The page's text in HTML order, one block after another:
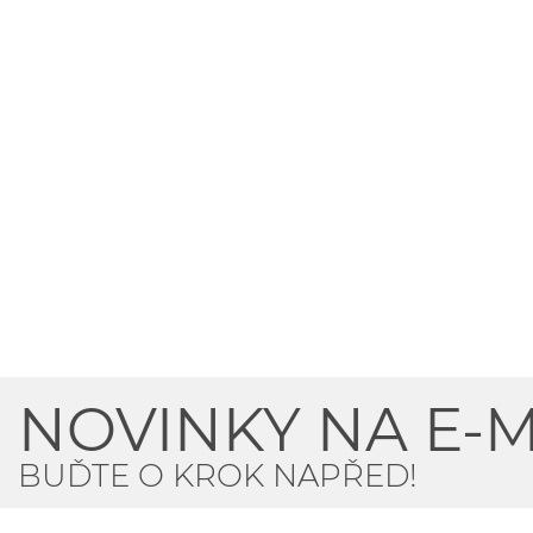
NOVINKY NA E-
BUĎTE O KROK NAPŘED!